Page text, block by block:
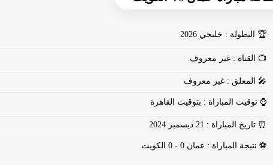
🏆 البطولة : خليجي 2026
📺 القناة : غير معروف
🎤 المعلق : غير معروف
⌚ توقيت المباراة : بتوقيت القاهرة
⏰ تاريخ المباراة : 21 ديسمبر 2024
⚽ نتيجة المباراة : عمان 0 - 0 الكويت